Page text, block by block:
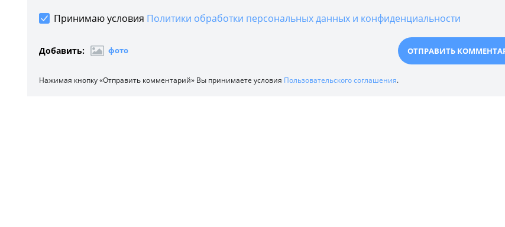
Принимаю условия Политики обработки персональных данных и конфиденциальности
Добавить: фото
Нажимая кнопку «Отправить комментарий» Вы принимаете условия Пользовательского соглашения.